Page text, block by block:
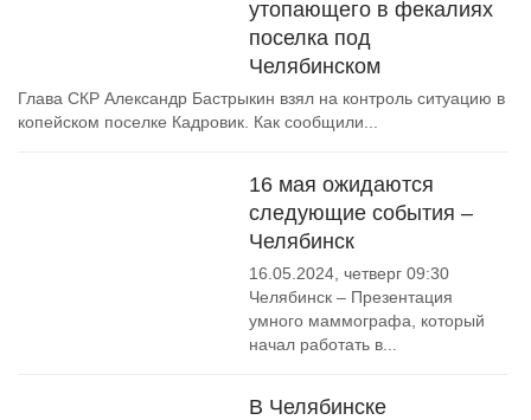
утопающего в фекалиях
поселка под
Челябинском
Глава СКР Александр Бастрыкин взял на контроль ситуацию в
копейском поселке Кадровик. Как сообщили...
16 мая ожидаются
следующие события –
Челябинск
16.05.2024, четверг 09:30
Челябинск – Презентация
умного маммографа, который
начал работать в...
В Челябинске